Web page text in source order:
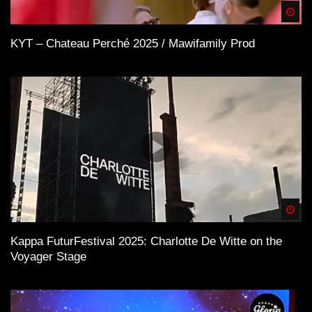
KYT – Chateau Perché 2025 / Mawifamily Prod
Kappa FuturFestival 2025: Charlotte De Witte on the
Voyager Stage